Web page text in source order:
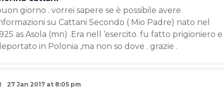
giorno . vorrei sapere se è possibile avere
su Cattani Secondo ( Mio Padre) nato nel
as Asola (mn) .Era nell ‘esercito. fu fatto prigioniero e
in Polonia ,ma non so dove . grazie .
27 Jan 2017 at 8:05 pm